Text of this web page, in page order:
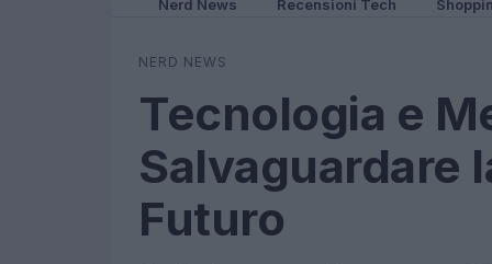
Nerd News Recensioni Tech
NERD NEWS
Tecnologia e
Salvaguardare
Futuro